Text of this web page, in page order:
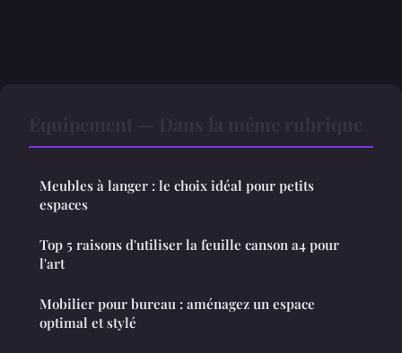
Meubles à langer : le choix idéal pour petits
espaces
Top 5 raisons d'utiliser la feuille canson a4 pour
l'art
Mobilier pour bureau : aménagez un espace
optimal et stylé